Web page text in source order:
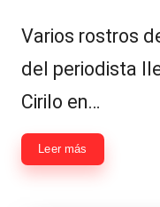
e
d
e
s
|
Varios rostros
del periodista
Cirilo en…
Leer más